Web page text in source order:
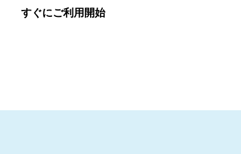
すぐにご利用開始